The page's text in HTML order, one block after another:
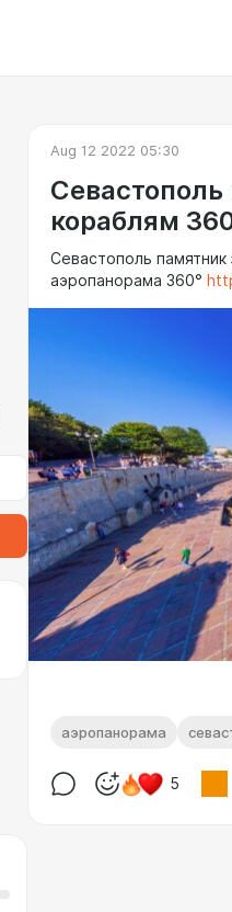
Aug 12 2022 05:30
кораблям
Севастополь
аэропанорама 360°
аэропанорама
5